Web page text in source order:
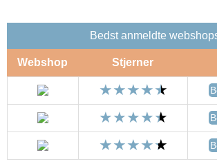
Bedst anmeldte
Webshop Stjerner